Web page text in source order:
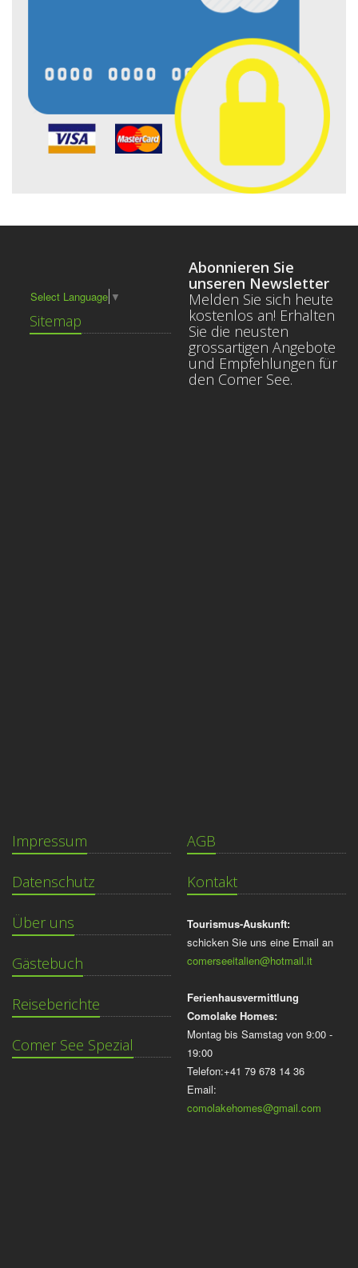
Select Language ▼
Sitemap
Abonnieren Sie
unseren Newsletter
Melden Sie sich heute
kostenlos an! Erhalten
Sie die neusten
grossartigen Angebote
und Empfehlungen für
den Comer See.
Impressum
Datenschutz
Über uns
Gästebuch
Reiseberichte
Comer See Spezial
AGB
Kontakt
Tourismus-Auskunft:
schicken Sie uns eine Email an
comerseeitalien@hotmail.it
Ferienhausvermittlung
Comolake Homes:
Montag bis Samstag von 9:00 -
19:00
Telefon:+41 79 678 14 36
Email:
comolakehomes@gmail.com